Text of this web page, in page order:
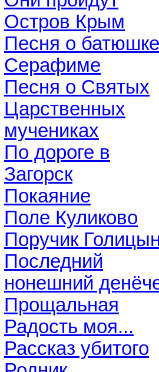
Остров Крым
Песня о батюшке
Серафиме
Песня о Святых
Царственных
мучениках
По дороге в
Загорск
Покаяние
Поле Куликово
Поручик
Последний
нонешний
Прощальная
Радость моя...
Рассказ убитого